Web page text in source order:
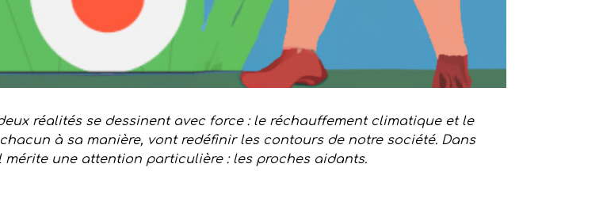
réalités se dessinent avec force : le réchauffement climatique et le
à sa manière, vont redéfinir les contours de notre société. Dans
une attention particulière : les proches aidants.